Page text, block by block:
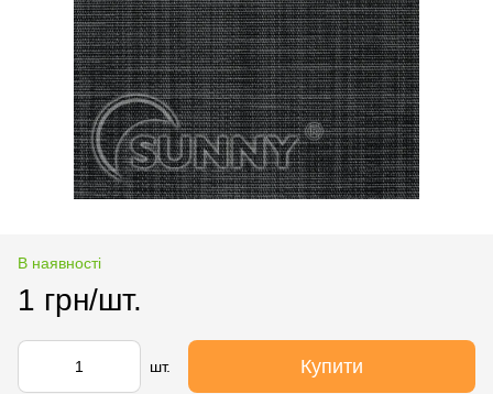
В наявності
1 грн/шт.
шт. Купити